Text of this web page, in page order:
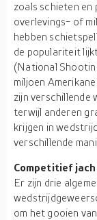
zoals schieten en
overlevings- of
hebben
de populariteit
(National
miljoen
zijn verschillende
terwijl anderen
krijgen in
verschillende
Competitief
Er zijn drie
om het gooien